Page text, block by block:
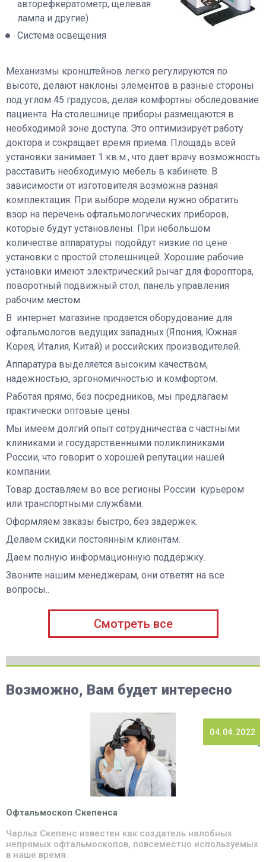
авторефкератометр, щелевая
лампа и другие)
Система освещения
Механизмы кронштейнов легко регулируются по
высоте, делают наклоны элементов в разные стороны
под углом 45 градусов, делая комфортны обследование
пациента. На столешнице приборы размещаются в
необходимой зоне доступа. Это оптимизирует работу
доктора и сокращает время приема. Площадь всей
установки занимает 1 кв.м., что дает врачу возможность
расставить необходимую мебель в кабинете. В
зависимости от изготовителя возможна разная
комплектация. При выборе модели нужно обратить
взор на перечень офтальмологических приборов,
которые будут установлены. При небольшом
количестве аппаратуры подойдут низкие по цене
установки с простой столешницей. Хорошие рабочие
установки имеют электрический рычаг для фороптора,
поворотный подвижный стол, панель управления
рабочим местом.
В интернет магазине продается оборудование для
офтальмологов ведущих западных (Япония, Южная
Корея, Италия, Китай) и российских производителей.
Аппаратура выделяется высоким качеством,
надежностью, эргономичностью и комфортом.
Работая прямо, без посредников, мы предлагаем
практически оптовые цены.
Мы имеем долгий опыт сотрудничества с частными
клиниками и государственными поликлиниками
России, что говорит о хорошей репутации нашей
компании.
Товар доставляем во все регионы России курьером
или транспортными службами.
Оформляем заказы быстро, без задержек.
Делаем скидки постоянным клиентам.
Даем полную информационную поддержку.
Звоните нашим менеджерам, они ответят на все
вопросы..
Смотреть все
Возможно, Вам будет интересно
04.04.2022
Офтальмоскоп Скепенса
Чарльз Скепенс известен как создатель налобных
непрямых офтальмоскопов, повсеместно используемых
в наше время.